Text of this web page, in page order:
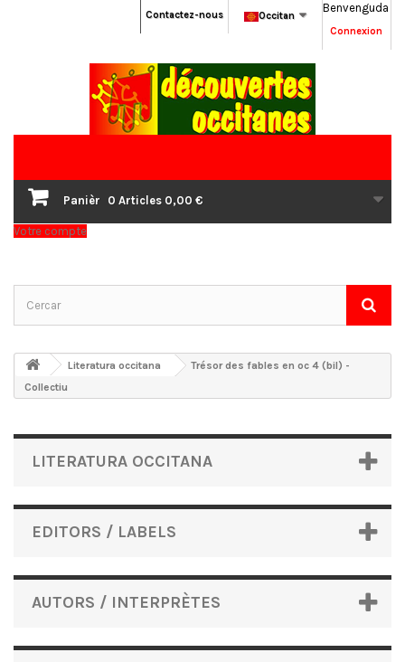
Benvenguda
Connexion
Occitan
Contactez-nous
Panièr 0 Articles 0,00 €
Votre compte
Literatura occitana
Trésor des fables en oc 4 (bil) -
Collectiu
LITERATURA OCCITANA
EDITORS / LABELS
AUTORS / INTERPRÈTES